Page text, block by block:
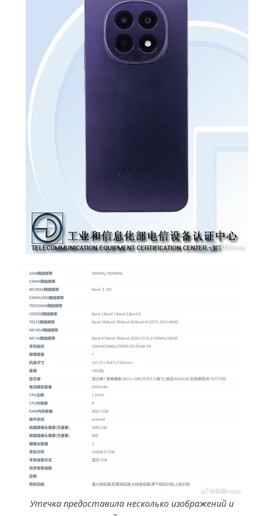
Утечка предоставила несколько изображений и